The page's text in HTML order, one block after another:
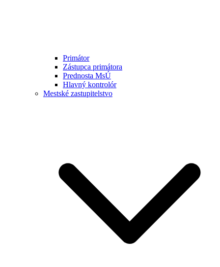
Primátor
Zástupca primátora
Prednosta MsÚ
Hlavný kontrolór
Mestské zastupitelstvo